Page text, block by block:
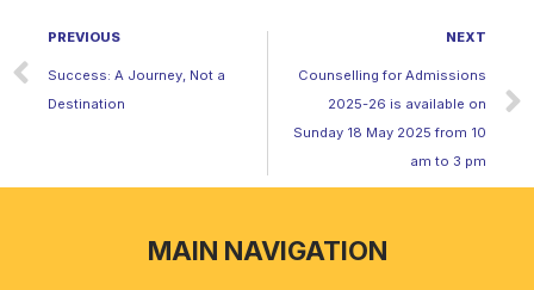
PREVIOUS
Success: A Journey, Not a
Destination
NEXT
Counselling for Admissions
2025-26 is available on
Sunday 18 May 2025 from 10
am to 3 pm
MAIN NAVIGATION